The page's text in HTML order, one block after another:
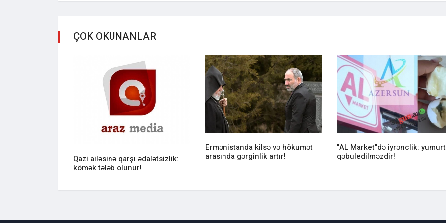
ÇOK OKUNANLAR
Qazi ailəsinə qarşı ədalətsizlik:
kömək tələb olunur!
Ermənistanda kilsə və hökumət
arasında gərginlik artır!
"AL Market"də iyrənclik:
qəbuledilməzdir!